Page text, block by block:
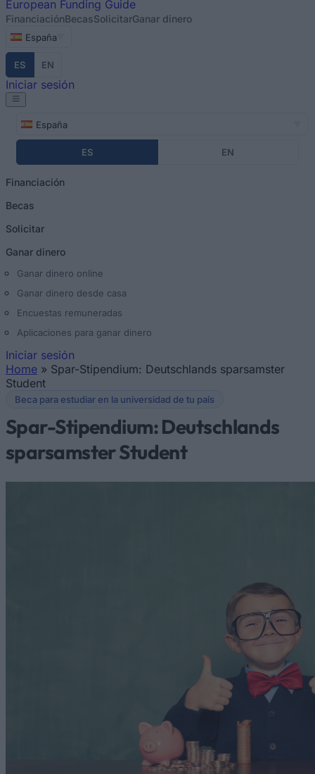
European Funding Guide
FinanciaciónBecasSolicitarGanar dinero
España
ES EN
Iniciar sesión
España
ES EN
Financiación
Becas
Solicitar
Ganar dinero
Ganar dinero online
Ganar dinero desde casa
Encuestas remuneradas
Aplicaciones para ganar dinero
Iniciar sesión
Se encuentra usted aquí
Home » Spar-Stipendium: Deutschlands sparsamster
Student
Beca para estudiar en la universidad de tu país
Spar-Stipendium: Deutschlands
sparsamster Student